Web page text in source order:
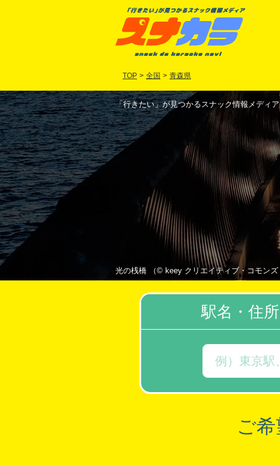
TOP > 全国 > 青森県
「行きたい」が見つかるスナック情報メディ
光の桟橋 （© keey クリエイティブ・コモン
駅名・住
ご